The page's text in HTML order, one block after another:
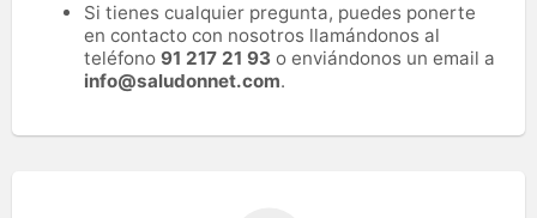
Si tienes cualquier pregunta, puedes ponerte
en contacto con nosotros llamándonos al
teléfono 91 217 21 93 o enviándonos un email a
info@saludonnet.com.